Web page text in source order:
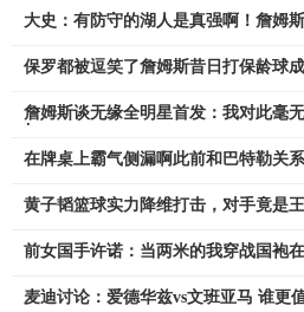
大史：有防守的湖人是真强啊！詹姆
保罗都被逗笑了詹姆斯昔日打保龄球
詹姆斯谈无缘全明星首发：我对此毫
在牌桌上霸气侧漏啊此前和巴特勒关
黄子韬篮球实力降维打击，对手竟是
前女国手许诺：当两米的我穿战国袍
麦迪讨论：爱德华兹vs文班亚马 谁更